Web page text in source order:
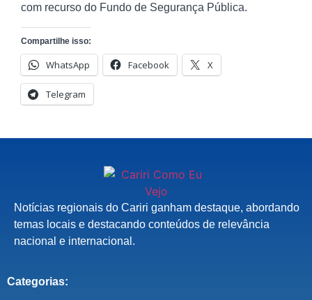
com recurso do Fundo de Segurança Pública.
Compartilhe isso:
WhatsApp Facebook X
Telegram
Notícias regionais do Cariri ganham destaque, abordando
temas locais e destacando conteúdos de relevância
nacional e internacional.
Categorias: